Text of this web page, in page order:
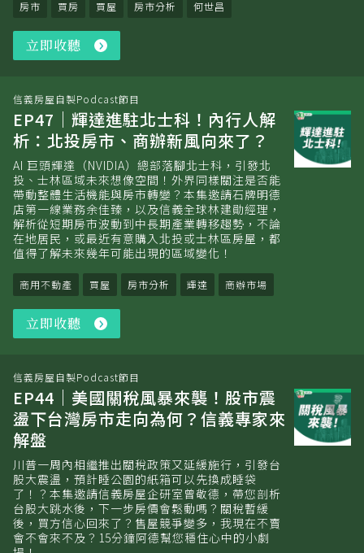
房市 買房 買屋 房市分析 何世昌
立即收聽
即
信義房屋自製Podcast節目
EP47｜輝達進駐北士科！內行人解
析：北投房市、商辦新風向來了？
AI 巨頭輝達（NVIDIA）總部落腳北士科，引發北
投、士林區域未來想像空間！外界同樣關注是否能
帶動整體生活機能與房市轉變？本集邀請石牌明德
店第一線業務余佳臻，以及信義全球林建勛經理，
解析從短期房市波動到中長期產業轉移趨勢，不論
在地居民，或最近有意購入北投或士林區房屋，都
值得了解未來幾年可能出現的區域變化！
商用不動產 買屋 房市分析 輝達 商辦市場
立即收聽
即
信義房屋自製Podcast節目
EP44｜美國關稅風暴來襲！股市震
盪下台灣房市走向為何？信義專家來
解盤
川普一周內相繼推出關稅政策又延緩施行，引發台
股大震盪，預計睡公園的紙箱可以先換成睡袋
了！？本集邀請信義房屋企研室曾敬德，帶您剖析
台股大跳水後，下一步房價會鬆動嗎？關稅暫緩
後，買方信心回來了？售屋競爭變多，我現在不賣
會不會來不及？15分鐘阿德幫您穩住心中的小劇